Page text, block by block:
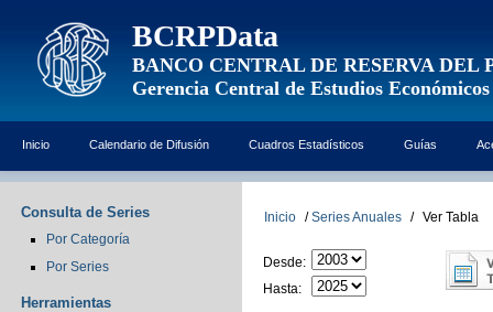
BCRPData
BANCO CENTRAL DE RESERVA DEL
Gerencia Central de Estudios Económicos
Inicio Calendario de Difusión Cuadros Estadísticos Guías
Consulta de Series
Por Categoría
Por Series
Herramientas
Inicio / Series Anuales / Ver Tabla
Desde:
Hasta: